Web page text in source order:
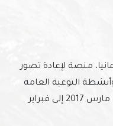
منصة لإعادة تصور
التوعية العامة
لبناء إجماع واسع حول الأولويات الاقتصادية والتنموية في اليمن. . وسيستمر من مارس 2017 إلى فبراير